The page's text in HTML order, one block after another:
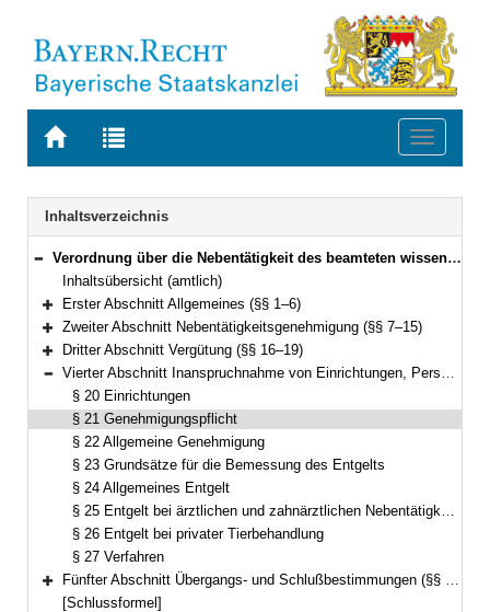
Zur
BAYERN.RECHT
Zur
letzten
Suche
Toggle
Navigation
Inhaltsverzeichnis
Bereich reduzieren
Verordnung über die Nebentätigkeit des beamteten wissenschaftlichen und künstlerischen Personals an den staatlichen Hochschulen (Bayerische Hochschullehrernebentätigkeitsverordnung – BayHSchLNV) Vom 15. September 1992 (GVBl. S. 428) BayRS 2030-2-23-WK (§§ 1–31)
Inhaltsübersicht (amtlich)
Bereich erweitern
Erster Abschnitt Allgemeines (§§ 1–6)
Bereich erweitern
Zweiter Abschnitt Nebentätigkeitsgenehmigung (§§ 7–15)
Bereich erweitern
Dritter Abschnitt Vergütung (§§ 16–19)
Bereich reduzieren
Vierter Abschnitt Inanspruchnahme von Einrichtungen, Personal oder Material des Dienstherrn (§§ 20–27)
§ 20 Einrichtungen
§ 21 Genehmigungspflicht
§ 22 Allgemeine Genehmigung
§ 23 Grundsätze für die Bemessung des Entgelts
§ 24 Allgemeines Entgelt
§ 25 Entgelt bei ärztlichen und zahnärztlichen Nebentätigkeiten
§ 26 Entgelt bei privater Tierbehandlung
§ 27 Verfahren
Bereich erweitern
Fünfter Abschnitt Übergangs- und Schlußbestimmungen (§§ 28–31)
[Schlussformel]